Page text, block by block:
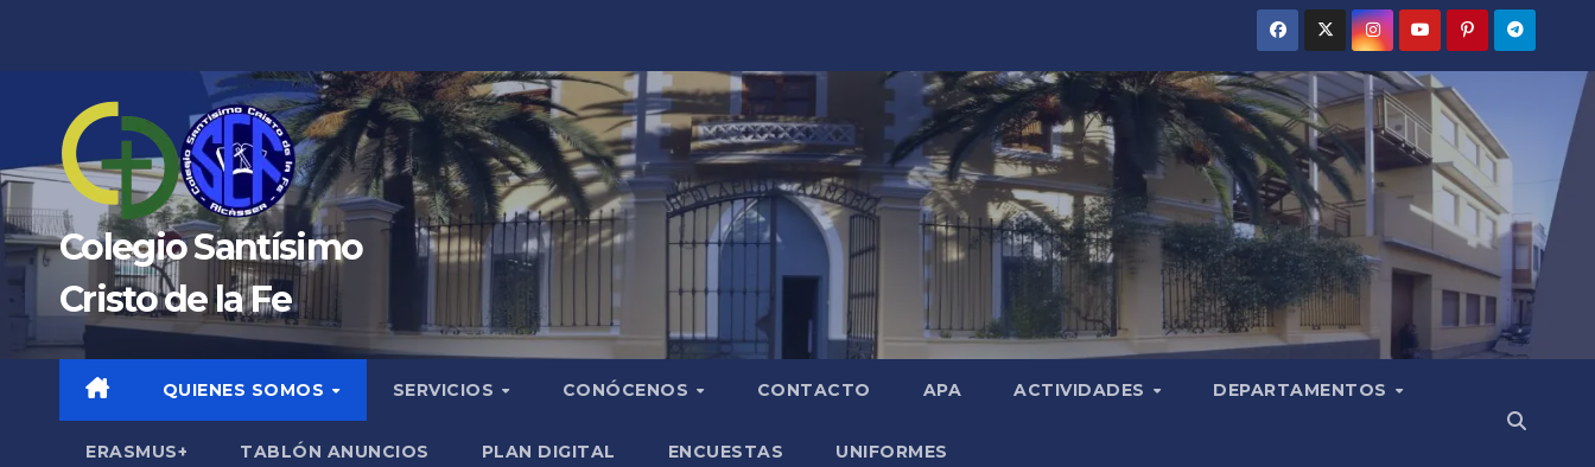
Colegio Santísimo
Cristo de la Fe
QUIENES SOMOS SERVICIOS CONÓCENOS CONTACTO APA ACTIVIDADES DEPARTAMENTOS
ERASMUS+ TABLÓN ANUNCIOS PLAN DIGITAL ENCUESTAS UNIFORMES